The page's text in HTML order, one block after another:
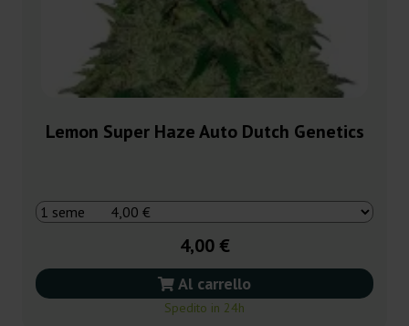
Lemon Super Haze Auto Dutch Genetics
4,00 €
Al carrello
Spedito in 24h